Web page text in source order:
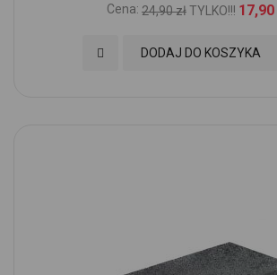
Cena: 24,90 złTYLKO!!! 17,90
DODAJ DO KOSZYKA
Dodaj do Ulubionych